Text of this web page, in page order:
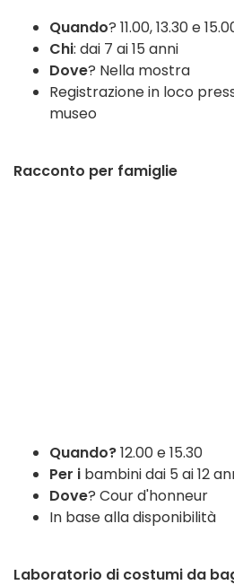
Quando? 11.00, 13.30 e
Chi: dai 7 ai 15 anni
Dove? Nella mostra
Registrazione in loco
museo
Racconto per famiglie
Quando?12.00 e 15.30
Per i bambini dai 5 ai 12
Dove? Cour d'honneur
In base alla disponibilità
Laboratorio di costumi da